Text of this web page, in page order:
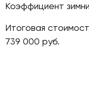
Коэффициент
Итоговая
739 000 руб.